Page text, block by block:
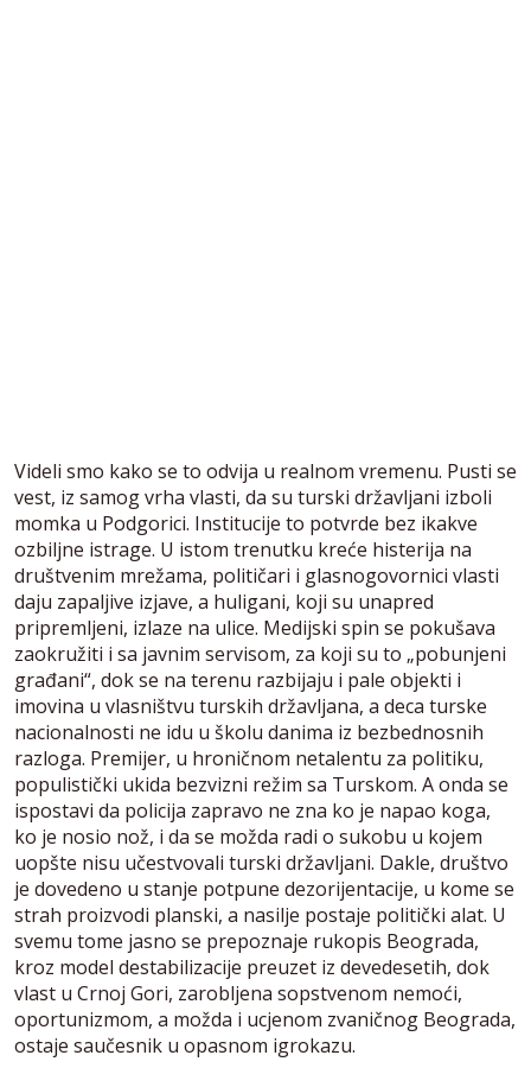
Videli smo kako se to odvija u realnom vremenu. Pusti se
vest, iz samog vrha vlasti, da su turski državljani izboli
momka u Podgorici. Institucije to potvrde bez ikakve
ozbiljne istrage. U istom trenutku kreće histerija na
društvenim mrežama, političari i glasnogovornici vlasti
daju zapaljive izjave, a huligani, koji su unapred
pripremljeni, izlaze na ulice. Medijski spin se pokušava
zaokružiti i sa javnim servisom, za koji su to „pobunjeni
građani“, dok se na terenu razbijaju i pale objekti i
imovina u vlasništvu turskih državljana, a deca turske
nacionalnosti ne idu u školu danima iz bezbednosnih
razloga. Premijer, u hroničnom netalentu za politiku,
populistički ukida bezvizni režim sa Turskom. A onda se
ispostavi da policija zapravo ne zna ko je napao koga,
ko je nosio nož, i da se možda radi o sukobu u kojem
uopšte nisu učestvovali turski državljani. Dakle, društvo
je dovedeno u stanje potpune dezorijentacije, u kome se
strah proizvodi planski, a nasilje postaje politički alat. U
svemu tome jasno se prepoznaje rukopis Beograda,
kroz model destabilizacije preuzet iz devedesetih, dok
vlast u Crnoj Gori, zarobljena sopstvenom nemoći,
oportunizmom, a možda i ucjenom zvaničnog Beograda,
ostaje saučesnik u opasnom igrokazu.